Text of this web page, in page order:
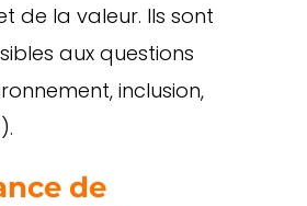
de la valeur. Ils sont
aux questions
inclusion,
de